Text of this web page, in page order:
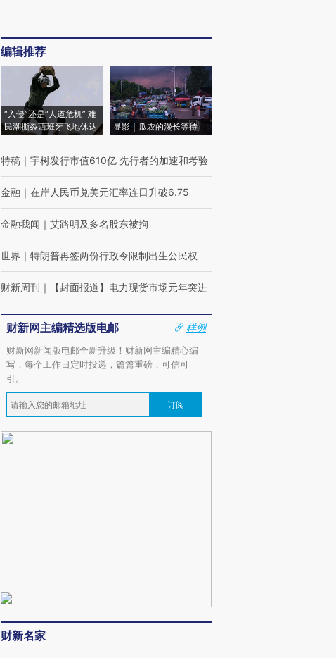
编辑推荐
“入侵”还是“人道危机” 难
民潮撕裂西班牙飞地休达
显影｜瓜农的漫长等待
特稿 ｜ 宇树发行市值610亿 先行者的加速和考验
金融 ｜ 在岸人民币兑美元汇率连日升破6.75
金融我闻 ｜ 艾路明及多名股东被拘
世界 ｜ 特朗普再签两份行政令限制出生公民权
财新周刊 ｜ 【封面报道】电力现货市场元年突进
财新网主编精选版电邮
样例
财新网新闻版电邮全新升级！财新网主编精心编
写，每个工作日定时投递，篇篇重磅，可信可
引。
订阅
财新名家